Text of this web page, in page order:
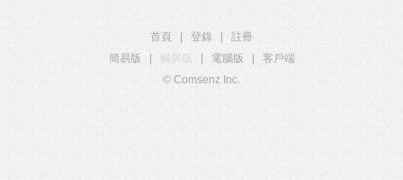
首頁 登錄
註冊
簡易版
觸屏版 電腦版
客戶端
© Comsenz Inc.